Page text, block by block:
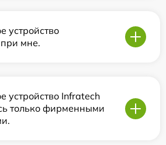
устройство
мне.
устройство Infratech
только фирменными